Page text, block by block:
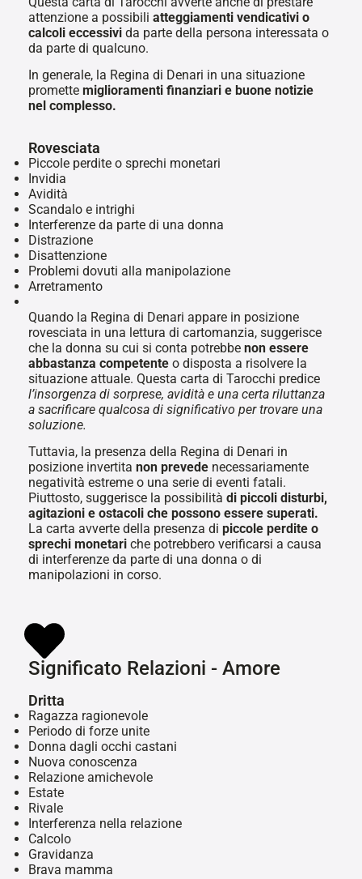
attenzione a possibili atteggiamenti vendicativi o
calcoli eccessivi da parte della persona interessata o
da parte di qualcuno.
In generale, la Regina di Denari in una situazione
promette miglioramenti finanziari e buone notizie
nel complesso.
Rovesciata
Piccole perdite o sprechi monetari
Invidia
Avidità
Scandalo e intrighi
Interferenze da parte di una donna
Distrazione
Disattenzione
Problemi dovuti alla manipolazione
Arretramento
Quando la Regina di Denari appare in posizione
rovesciata in una lettura di cartomanzia, suggerisce
che la donna su cui si conta potrebbe non essere
abbastanza competente o disposta a risolvere la
situazione attuale. Questa carta di Tarocchi predice
l’insorgenza di sorprese, avidità e una certa riluttanza
a sacrificare qualcosa di significativo per trovare una
soluzione.
Tuttavia, la presenza della Regina di Denari in
posizione invertita non prevede necessariamente
negatività estreme o una serie di eventi fatali.
Piuttosto, suggerisce la possibilità di piccoli disturbi,
agitazioni e ostacoli che possono essere superati.
La carta avverte della presenza di piccole perdite o
sprechi monetari che potrebbero verificarsi a causa
di interferenze da parte di una donna o di
manipolazioni in corso.
Significato Relazioni - Amore
Dritta
Ragazza ragionevole
Periodo di forze unite
Donna dagli occhi castani
Nuova conoscenza
Relazione amichevole
Estate
Rivale
Interferenza nella relazione
Calcolo
Gravidanza
Brava mamma